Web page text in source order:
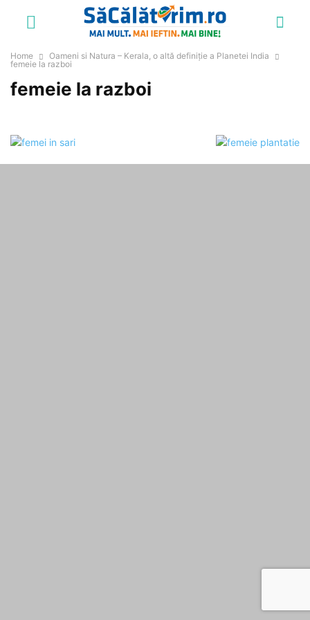
Home
Oameni si Natura – Kerala, o altă definiție a Planetei India
femeie la razboi
femeie la razboi